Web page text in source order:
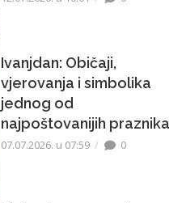
Ivanjdan: Običaji,
vjerovanja i simbolika
jednog od
najpoštovanijih praznika
07.07.2026. u 07:59 0